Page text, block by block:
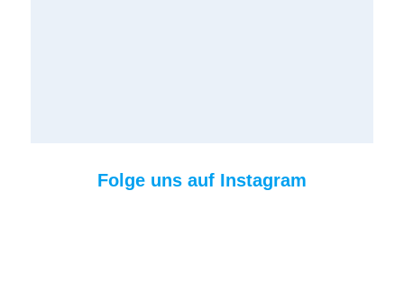
Folge uns auf Instagram